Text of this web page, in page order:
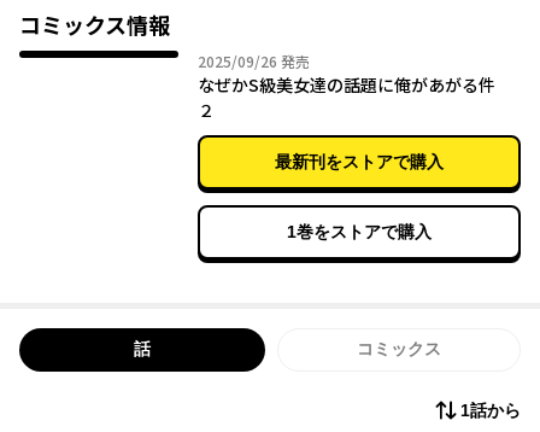
コミックス情報
2025/09/26 2025年09月26日
発売
なぜかS級美女達の話題に俺があがる件
２
最新刊をストアで購入
1巻をストアで購入
話 コミックス
1話から